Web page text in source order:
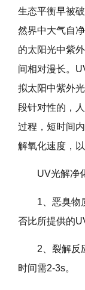
生态平衡早被
然界中大气自
的太阳光中紫
间相对漫长。
拟太阳中紫外
段针对性的，
过程，短时间
解氧化速度，以
UV光解净
1、恶臭物
否比所提供的
2、裂解反
时间需2-3s。